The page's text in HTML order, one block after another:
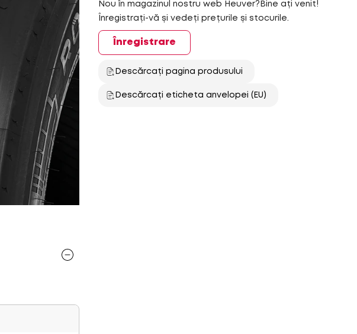
Nou în magazinul nostru web Heuver?Bine ați venit!
Înregistrați-vă și vedeți prețurile și stocurile.
Înregistrare
Descărcați pagina produsului
Descărcați eticheta anvelopei (EU)